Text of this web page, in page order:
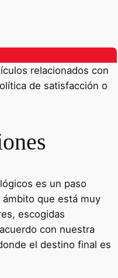
relacionados con
de satisfacción o
es un paso
que está muy
escogidas
con nuestra
el destino final es